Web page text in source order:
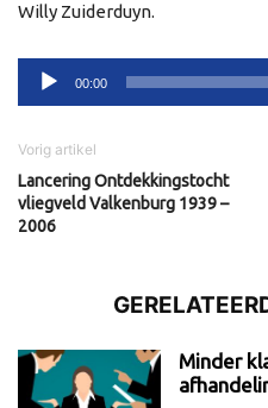
Willy Zuiderduyn.
Audiospeler
00:00
Vorig artikel
Lancering Ontdekkingstocht
vliegveld Valkenburg 1939 –
2006
Minder